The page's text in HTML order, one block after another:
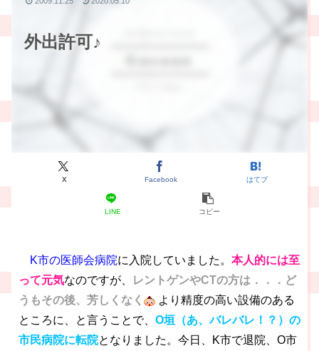
外出許可♪
X Facebook はてブ
LINE コピー
K市の医師会病院に入院していました。 本人的には至
って元気なのですが、
レントゲンやCTの方は．．．ど
うもその後、芳しくなく
より精度の高い設備のある
ところに、と言うことで、 O垣（あ、バレバレ！？）の
市民病院に転院となりました。今日、K市で退院、O市